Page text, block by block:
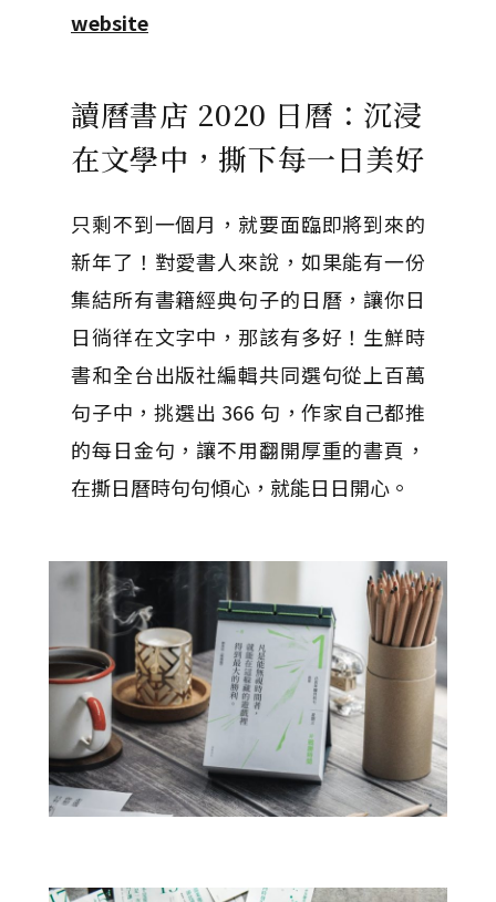
website
讀曆書店 2020 日曆：沉浸
在文學中，撕下每一日美好
只剩不到一個月，就要面臨即將到來的
新年了！對愛書人來說，如果能有一份
集結所有書籍經典句子的日曆，讓你日
日徜徉在文字中，那該有多好！生鮮時
書和全台出版社編輯共同選句從上百萬
句子中，挑選出 366 句，作家自己都推
的每日金句，讓不用翻開厚重的書頁，
在撕日曆時句句傾心，就能日日開心。